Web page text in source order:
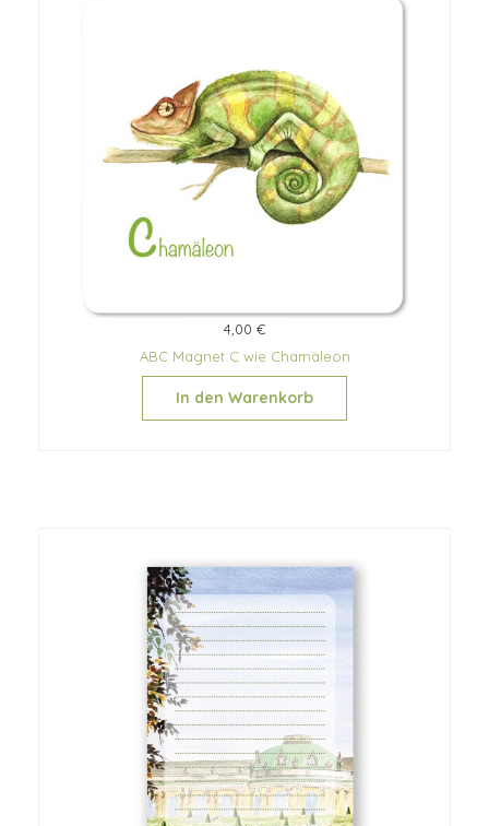
4,00 €
ABC Magnet C wie Chamäleon
In den Warenkorb